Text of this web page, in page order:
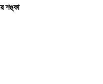
শঙ্কা